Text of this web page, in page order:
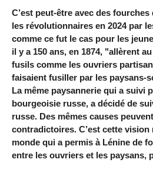
C’est peut-être avec des
les révolutionnaires en 2024 par
comme ce fut le cas pour les
il y a 150 ans, en 1874, "allèrent
fusils comme les ouvriers
faisaient fusiller par les paysans-
La même paysannerie qui a suivi
bourgeoisie russe, a décidé de
russe. Des mêmes causes
contradictoires. C’est cette
monde qui a permis à Lénine de
entre les ouvriers et les paysans,